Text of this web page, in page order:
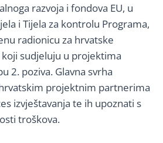
razvoja i fondova EU, u
i Tijela za kontrolu Programa,
radionicu za hrvatske
sudjeluju u projektima
2. poziva. Glavna svrha
projektnim partnerima
izvještavanja te ih upoznati s
troškova.